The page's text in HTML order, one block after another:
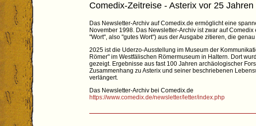
Comedix-Zeitreise - Asterix vor 25 Jahren
Das Newsletter-Archiv auf Comedix.de ermöglicht eine
November 1998. Das Newsletter-Archiv ist zwar auf
"Wort", also "gutes Wort") aus der Ausgabe zitieren, die
2025 ist die Uderzo-Ausstellung im Museum der
Römer" im Westfälischen Römermuseum in Haltern. Dort
gezeigt. Ergebnisse aus fast 100 Jahren archäologischer
Zusammenhang zu Asterix und seiner beschriebenen
verlängert.
Das Newsletter-Archiv bei Comedix.de
https://www.comedix.de/newsletter/letter/index.php